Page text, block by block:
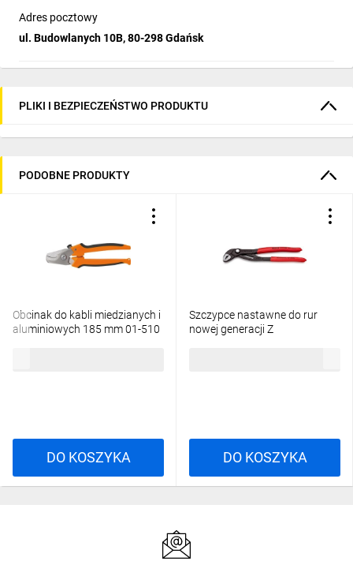
Adres pocztowy
ul. Budowlanych 10B, 80-298 Gdańsk
PLIKI I BEZPIECZEŃSTWO PRODUKTU
PODOBNE PRODUKTY
Obcinak do kabli miedzianych i
aluminiowych 185 mm 01-510
DO KOSZYKA
Szczypce nastawne do rur
nowej generacji Z
DO KOSZYKA